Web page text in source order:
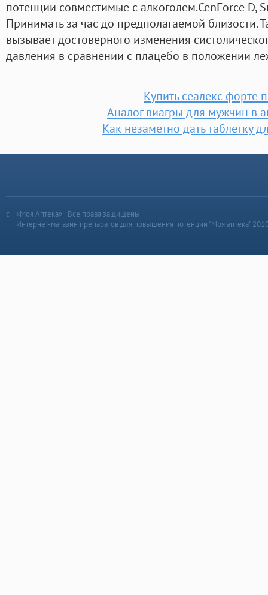
потенции совместимые с алкоголем.CenForce D,
Принимать за час до предполагаемой близости.
вызывает достоверного изменения
давления в сравнении с плацебо в положении
Купить сеалекс форте
Аналог виагры для мужчин в
Как незаметно дать таблетку
«Моя Аптека» | Все права защищены
Интернет-магазин препаратов для повышения потенции “Моя аптека”